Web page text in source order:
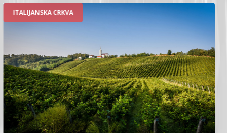
RIMSKE TERME